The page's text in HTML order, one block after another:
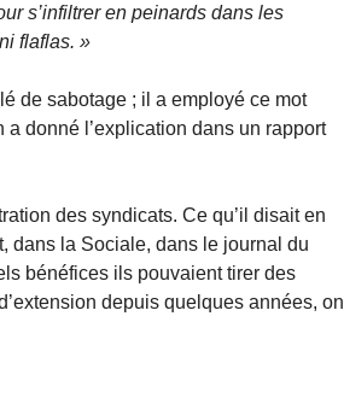
s’infiltrer en peinards dans les
flaflas.
de sabotage ; il a employé ce mot
donné l’explication dans un rapport
des syndicats. Ce qu’il disait en
dans la Sociale, dans le journal du
bénéfices ils pouvaient tirer des
depuis quelques années, on